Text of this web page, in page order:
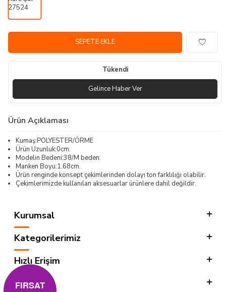
SEPETE EKLE
Tükendi
Gelince Haber Ver
Ürün Açıklaması
Kumaş:POLYESTER/ÖRME
Ürün Uzunluk:0cm.
Modelin Bedeni:38/M beden.
Manken Boyu:1.68cm.
Ürün renginde konsept çekimlerinden dolayı ton farklılığı olabilir.
Çekimlerimizde kullanılan aksesuarlar ürünlere dahil değildir.
Kurumsal
Kategorilerimiz
Hızlı Erişim
Sosyal
FIRSAT